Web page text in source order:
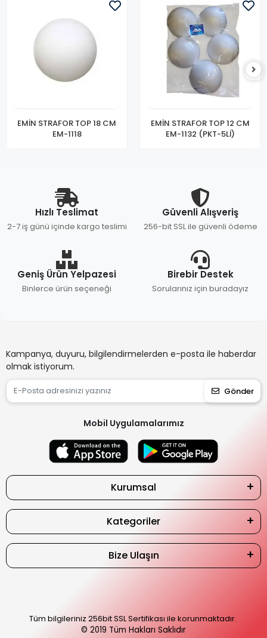
EMİN STRAFOR TOP 18 CM
EM-1118
EMİN STRAFOR TOP 12 CM
EM-1132 (PKT-5Lİ)
Hızlı Teslimat
2-7 iş günü içinde kargo teslimi
Güvenli Alışveriş
256-bit SSL ile güvenli ödeme
Geniş Ürün Yelpazesi
Binlerce ürün seçeneği
Birebir Destek
Sorularınız için buradayız
Kampanya, duyuru, bilgilendirmelerden e-posta ile haberdar
olmak istiyorum.
Gönder
Mobil Uygulamalarımız
Kurumsal
Kategoriler
Bize Ulaşın
Tüm bilgileriniz 256bit SSL Sertifikası ile korunmaktadır.
© 2019 Tüm Hakları Saklıdır